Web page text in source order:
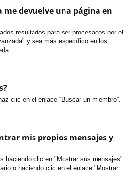
me devuelve una página en
resultados para ser procesados por el
y sea más específico en los
clic en el enlace “Buscar un miembro”.
mis propios mensajes y
haciendo clic en "Mostrar sus mensajes"
o haciendo clic en el enlace "Mostrar